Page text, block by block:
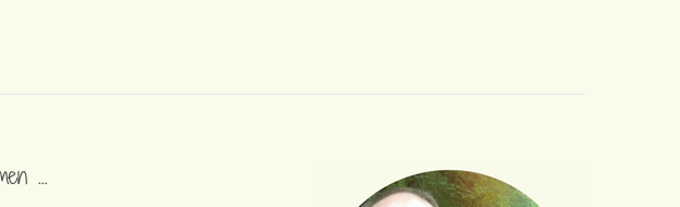
…